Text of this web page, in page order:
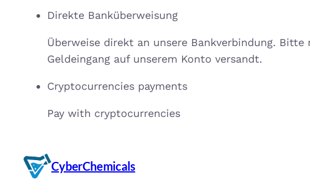
Direkte Banküberweisung
Überweise direkt an unsere Bankverbindung.
Geldeingang auf unserem Konto versandt.
Cryptocurrencies payments
Pay with cryptocurrencies
CyberChemicals